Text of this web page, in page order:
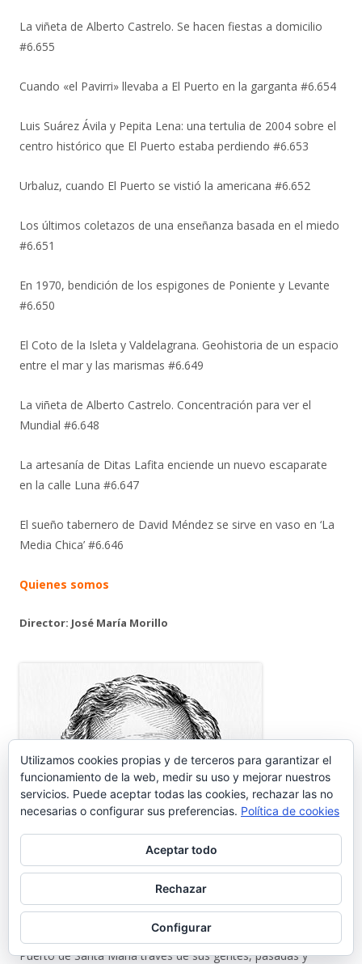
La viñeta de Alberto Castrelo. Se hacen fiestas a domicilio
#6.655
Cuando «el Pavirri» llevaba a El Puerto en la garganta #6.654
Luis Suárez Ávila y Pepita Lena: una tertulia de 2004 sobre el
centro histórico que El Puerto estaba perdiendo #6.653
Urbaluz, cuando El Puerto se vistió la americana #6.652
Los últimos coletazos de una enseñanza basada en el miedo
#6.651
En 1970, bendición de los espigones de Poniente y Levante
#6.650
El Coto de la Isleta y Valdelagrana. Geohistoria de un espacio
entre el mar y las marismas #6.649
La viñeta de Alberto Castrelo. Concentración para ver el
Mundial #6.648
La artesanía de Ditas Lafita enciende un nuevo escaparate
en la calle Luna #6.647
El sueño tabernero de David Méndez se sirve en vaso en ‘La
Media Chica’ #6.646
Quienes somos
Director: José María Morillo
Portuense, o porteño de cuarta generación, que cree en El
Puerto de Santa María través de sus gentes, pasadas y
Utilizamos cookies propias y de terceros para garantizar el
funcionamiento de la web, medir su uso y mejorar nuestros
servicios. Puede aceptar todas las cookies, rechazar las no
necesarias o configurar sus preferencias. Política de cookies
Aceptar todo
Rechazar
Configurar